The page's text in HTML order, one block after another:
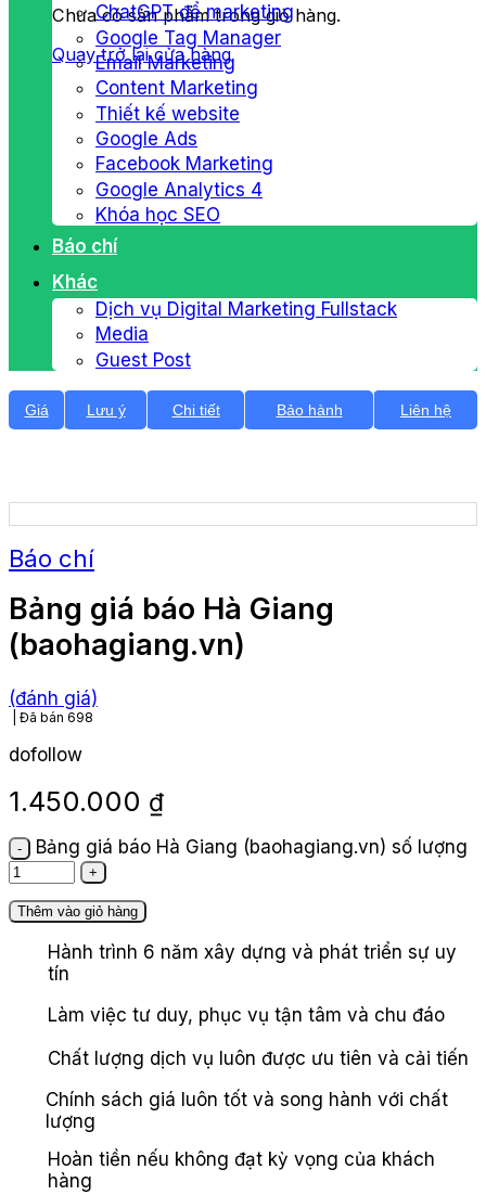
Chưa có sản phẩm trong giỏ hàng.
Quay trở lại cửa hàng
ChatGPT để marketing
Google Tag Manager
Email Marketing
Content Marketing
Thiết kế website
Google Ads
Facebook Marketing
Google Analytics 4
Khóa học SEO
Báo chí
Khác
Dịch vụ Digital Marketing Fullstack
Media
Guest Post
Giá Lưu ý Chi tiết Bảo hành Liên hệ
Báo chí
Bảng giá báo Hà Giang
(baohagiang.vn)
(đánh giá)
Đã bán 698
dofollow
1.450.000 ₫
Bảng giá báo Hà Giang (baohagiang.vn) số lượng
Thêm vào giỏ hàng
Hành trình 6 năm xây dựng và phát triển sự uy
tín
Làm việc tư duy, phục vụ tận tâm và chu đáo
Chất lượng dịch vụ luôn được ưu tiên và cải tiến
Chính sách giá luôn tốt và song hành với chất
lượng
Hoàn tiền nếu không đạt kỳ vọng của khách
hàng